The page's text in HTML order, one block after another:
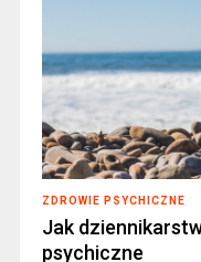
ZDROWIE PSYCHICZNE
Jak
psychiczne